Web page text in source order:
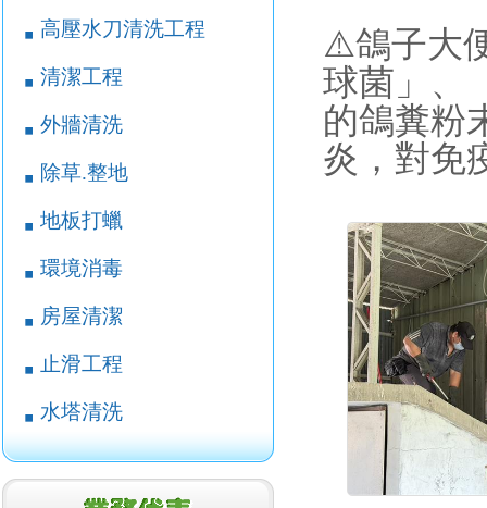
￭ 高壓水刀清洗工程
￭ 清潔工程
￭ 外牆清洗
￭ 除草.整地
￭ 地板打蠟
￭ 環境消毒
￭ 房屋清潔
￭ 止滑工程
￭ 水塔清洗
⚠️鴿子大
球菌」、
的鴿糞粉
炎，對免